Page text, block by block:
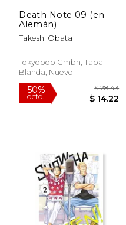
Death Note 09 (en
Alemán)
Takeshi Obata
Tokyopop Gmbh, Tapa
Blanda, Nuevo